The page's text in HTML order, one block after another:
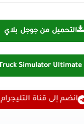
التحميل من جوجل بلاي
انضم إلى قناة التليجرام